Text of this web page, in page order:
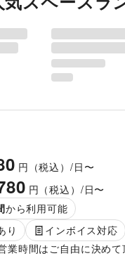
円（税込）/日〜
円（税込）/日〜
から利用可能
り
インボイス対応
業時間はご自由に決め